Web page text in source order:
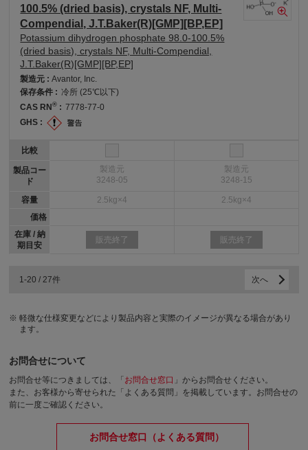
100.5% (dried basis), crystals NF, Multi-
Compendial, J.T.Baker(R)[GMP][BP,EP]
Potassium dihydrogen phosphate 98.0-100.5%
(dried basis), crystals NF, Multi-Compendial,
J.T.Baker(R)[GMP][BP,EP]
製造元 :Avantor, Inc.
保存条件 : 冷所 (25℃以下)
CAS RN® : 7778-77-0
GHS :
比較
製品コー
ド
容量
価格
在庫 / 納
期目安
製造元
3248-05
2.5kg×4
販売終了
製造元
3248-15
2.5kg×4
販売終了
1-20 / 27件 次へ
軽微な仕様変更などにより製品内容と実際のイメージが異なる場合があり
ます。
お問合せについて
お問合せ等につきましては、「お問合せ窓口 」からお問合せください。
また、お客様から寄せられた「よくある質問」を掲載しています。お問合せの
前に一度ご確認ください。
お問合せ窓口（よくある質問）